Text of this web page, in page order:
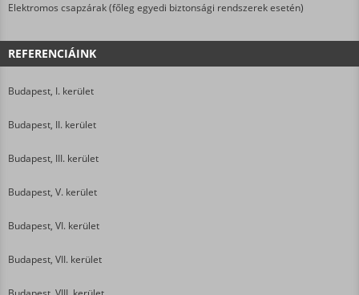
Elektromos csapzárak (főleg egyedi biztonsági rendszerek esetén)
REFERENCIÁINK
Budapest, I. kerület
Budapest, II. kerület
Budapest, III. kerület
Budapest, V. kerület
Budapest, VI. kerület
Budapest, VII. kerület